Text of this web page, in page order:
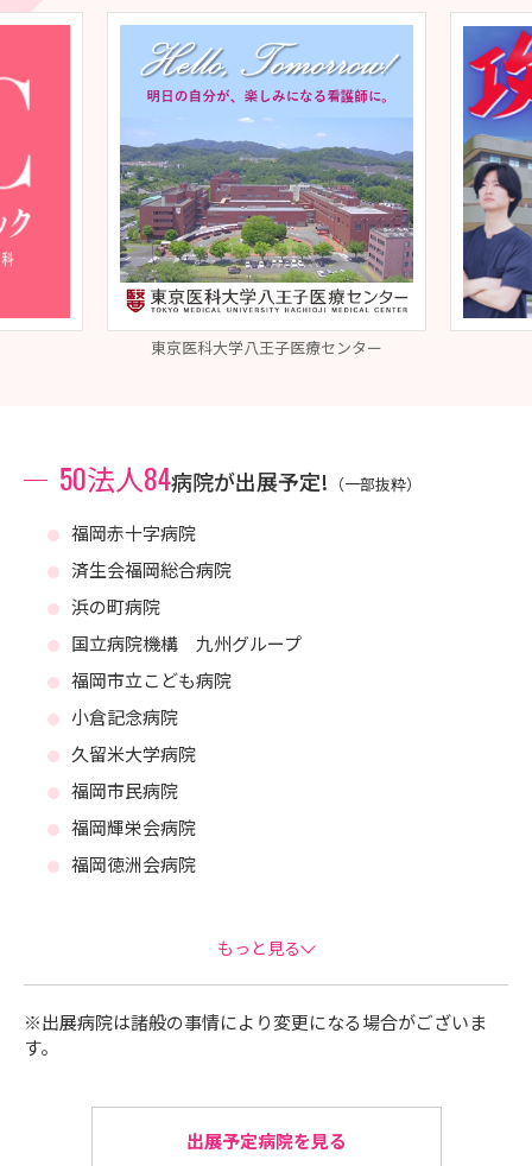
東京医科大学八王子医療センター
50法人84病院が出展予定! （一部抜粋）
福岡赤十字病院
済生会福岡総合病院
浜の町病院
国立病院機構 九州グループ
福岡市立こども病院
小倉記念病院
久留米大学病院
福岡市民病院
福岡輝栄会病院
福岡徳洲会病院
桜十字福岡病院
新行橋病院
社会保険田川病院
もっと見る
※出展病院は諸般の事情により変更になる場合がございま
す。
出展予定病院を見る